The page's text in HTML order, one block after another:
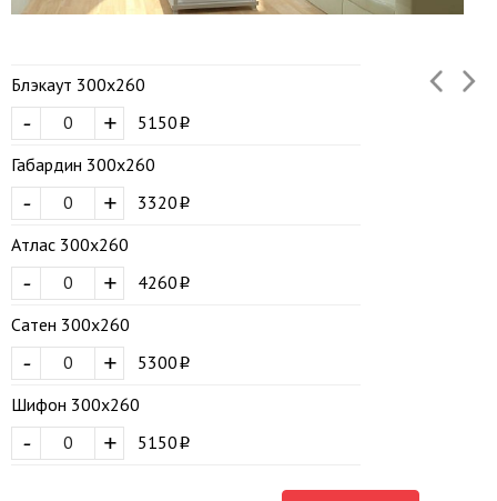
Блэкаут 300х260
+
-
5150
Габардин 300х260
+
-
3320
Атлас 300х260
+
-
4260
Сатен 300х260
+
-
5300
Шифон 300х260
+
- 5150